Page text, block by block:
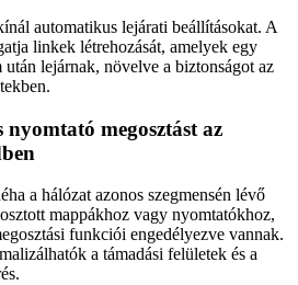
automatikus lejárati beállításokat. A
linkek létrehozását, amelyek egy
lejárnak, növelve a biztonságot az
megosztást az
a hálózat azonos szegmensén lévő
mappákhoz vagy nyomtatókhoz,
funkciói engedélyezve vannak.
a támadási felületek és a